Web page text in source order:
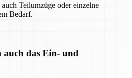
Teilumzüge oder einzelne
Bedarf.
das Ein- und